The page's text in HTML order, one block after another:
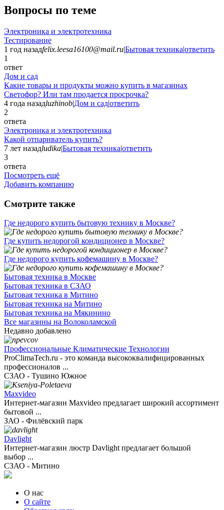
Вопросы по теме
Электроника и электротехника
Тестирование
1 год назадfelix.leesa16100@mail.ru|Бытовая техника|ответить
1
ответ
Дом и сад
Какие товары и продукты можно купить в магазинах
Светофор? Или там продается просрочка?
4 года назадluzhinob|Дом и сад|ответить
2
ответа
Электроника и электротехника
Какой отпариватель купить?
7 лет назадludika|Бытовая техника|ответить
3
ответа
Посмотреть ещё
Добавить компанию
Смотрите также
Где недорого купить бытовую технику в Москве?
Где купить недорогой кондиционер в Москве?
Где недорого купить кофемашину в Москве?
Бытовая техника в Москве
Бытовая техника в СЗАО
Бытовая техника в Митино
Бытовая техника на Митино
Бытовая техника на Мякинино
Все магазины на Волоколамской
Недавно добавлено
Профессиональные Климатические Технологии
ProClimaTech.ru - это команда высококвалифицированных
профессионалов ...
СЗАО - Тушино Южное
Maxvideo
Интернет-магазин Maxvideo предлагает широкий ассортимент
бытовой ...
ЗАО - Филёвский парк
Davlight
Интернет-магазин люстр Davlight предлагает большой
выбор ...
СЗАО - Митино
О нас
О сайте